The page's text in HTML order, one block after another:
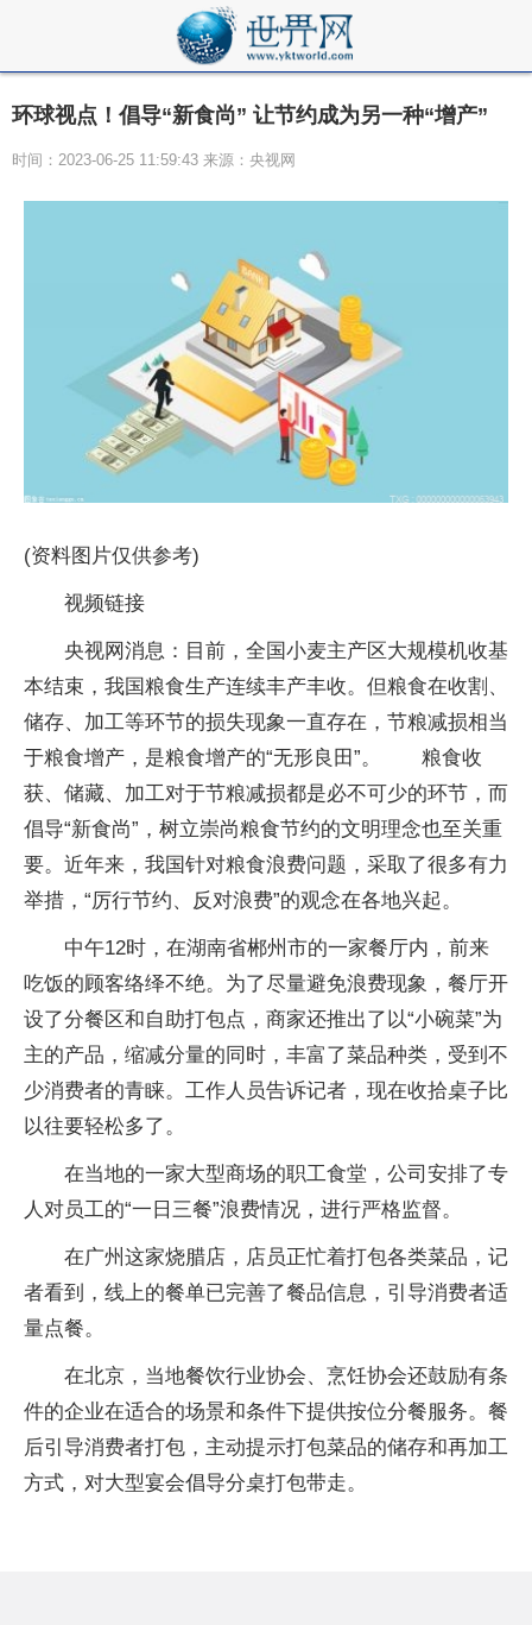
环球视点！倡导“新食尚” 让节约成为另一种“增产”
时间：2023-06-25 11:59:43 来源：央视网
(资料图片仅供参考)
视频链接
央视网消息：目前，全国小麦主产区大规模机收基
本结束，我国粮食生产连续丰产丰收。但粮食在收割、
储存、加工等环节的损失现象一直存在，节粮减损相当
于粮食增产，是粮食增产的“无形良田”。 粮食收
获、储藏、加工对于节粮减损都是必不可少的环节，而
倡导“新食尚”，树立崇尚粮食节约的文明理念也至关重
要。近年来，我国针对粮食浪费问题，采取了很多有力
举措，“厉行节约、反对浪费”的观念在各地兴起。
中午12时，在湖南省郴州市的一家餐厅内，前来
吃饭的顾客络绎不绝。为了尽量避免浪费现象，餐厅开
设了分餐区和自助打包点，商家还推出了以“小碗菜”为
主的产品，缩减分量的同时，丰富了菜品种类，受到不
少消费者的青睐。工作人员告诉记者，现在收拾桌子比
以往要轻松多了。
在当地的一家大型商场的职工食堂，公司安排了专
人对员工的“一日三餐”浪费情况，进行严格监督。
在广州这家烧腊店，店员正忙着打包各类菜品，记
者看到，线上的餐单已完善了餐品信息，引导消费者适
量点餐。
在北京，当地餐饮行业协会、烹饪协会还鼓励有条
件的企业在适合的场景和条件下提供按位分餐服务。餐
后引导消费者打包，主动提示打包菜品的储存和再加工
方式，对大型宴会倡导分桌打包带走。